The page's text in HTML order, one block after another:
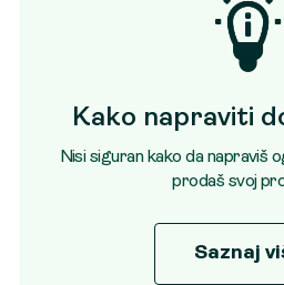
Kako napraviti
Nisi siguran kako da napraviš
prodaš svoj
Saznaj